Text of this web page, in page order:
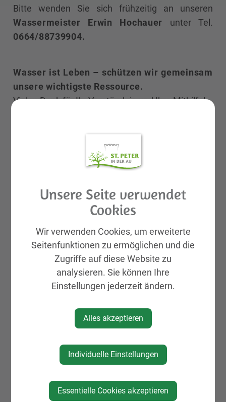
Bitte wenden Sie sich frühzeitig an unseren
Wassermeister Erwin Hochauer unter Tel.
0664/88739904.
Wasser ist Leben – schützen wir gemeinsam
unsere wichtigste Ressource.
Vielen Dank für Ihr Verständnis und Ihre Mithilfe!
Unsere Seite verwendet
Cookies
Wir verwenden Cookies, um erweiterte
Seitenfunktionen zu ermöglichen und die
Zugriffe auf diese Website zu
analysieren. Sie können Ihre
Einstellungen jederzeit ändern.
Alles akzeptieren
Individuelle Einstellungen
Essentielle Cookies akzeptieren